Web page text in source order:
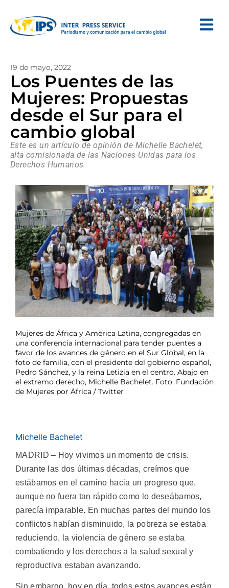
19 de mayo, 2022
Los Puentes de las
Mujeres: Propuestas
desde el Sur para el
cambio global
Este es un artículo de opinión de Michelle Bachelet,
alta comisionada de las Naciones Unidas para los
Derechos Humanos.
Mujeres de África y América Latina, congregadas en
una conferencia internacional para tender puentes a
favor de los avances de género en el Sur Global, en la
foto de familia, con el presidente del gobierno español,
Pedro Sánchez, y la reina Letizia en el centro. Abajo en
el extremo derecho, Michelle Bachelet. Foto: Fundación
de Mujeres por África / Twitter
Michelle Bachelet
MADRID – Hoy vivimos un momento de crisis.
Durante las dos últimas décadas, creímos que
estábamos en el camino hacia un progreso que,
aunque no fuera tan rápido como lo deseábamos,
parecía imparable. En muchas partes del mundo los
conflictos habían disminuido, la pobreza se estaba
reduciendo, la violencia de género se estaba
combatiendo y los derechos a la salud sexual y
reproductiva estaban avanzando.
Sin embargo, hoy en día, todos estos avances están